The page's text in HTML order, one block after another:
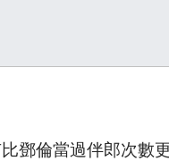
鄧倫當過伴郎次數